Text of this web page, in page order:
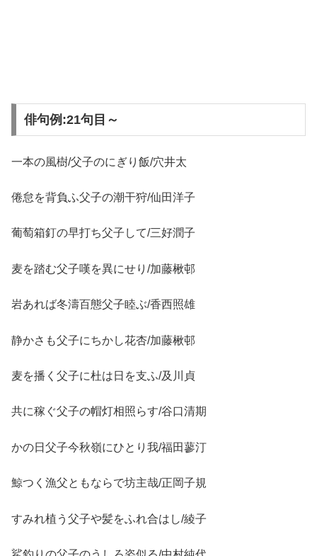
俳句例:21句目～
一本の風樹/父子のにぎり飯/穴井太
倦怠を背負ふ父子の潮干狩/仙田洋子
葡萄箱釘の早打ち父子して/三好潤子
麦を踏む父子嘆を異にせり/加藤楸邨
岩あれば冬濤百態父子睦ぶ/香西照雄
静かさも父子にちかし花杏/加藤楸邨
麦を播く父子に杜は日を支ふ/及川貞
共に稼ぐ父子の帽灯相照らす/谷口清期
かの日父子今秋嶺にひとり我/福田蓼汀
鯨つく漁父ともならで坊主哉/正岡子規
すみれ植う父子や髪をふれ合はし/綾子